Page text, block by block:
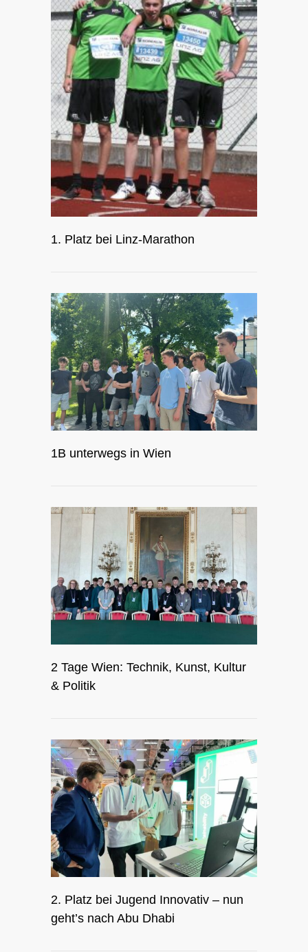
1. Platz bei Linz-Marathon
1B unterwegs in Wien
2 Tage Wien: Technik, Kunst, Kultur
& Politik
2. Platz bei Jugend Innovativ – nun
geht’s nach Abu Dhabi